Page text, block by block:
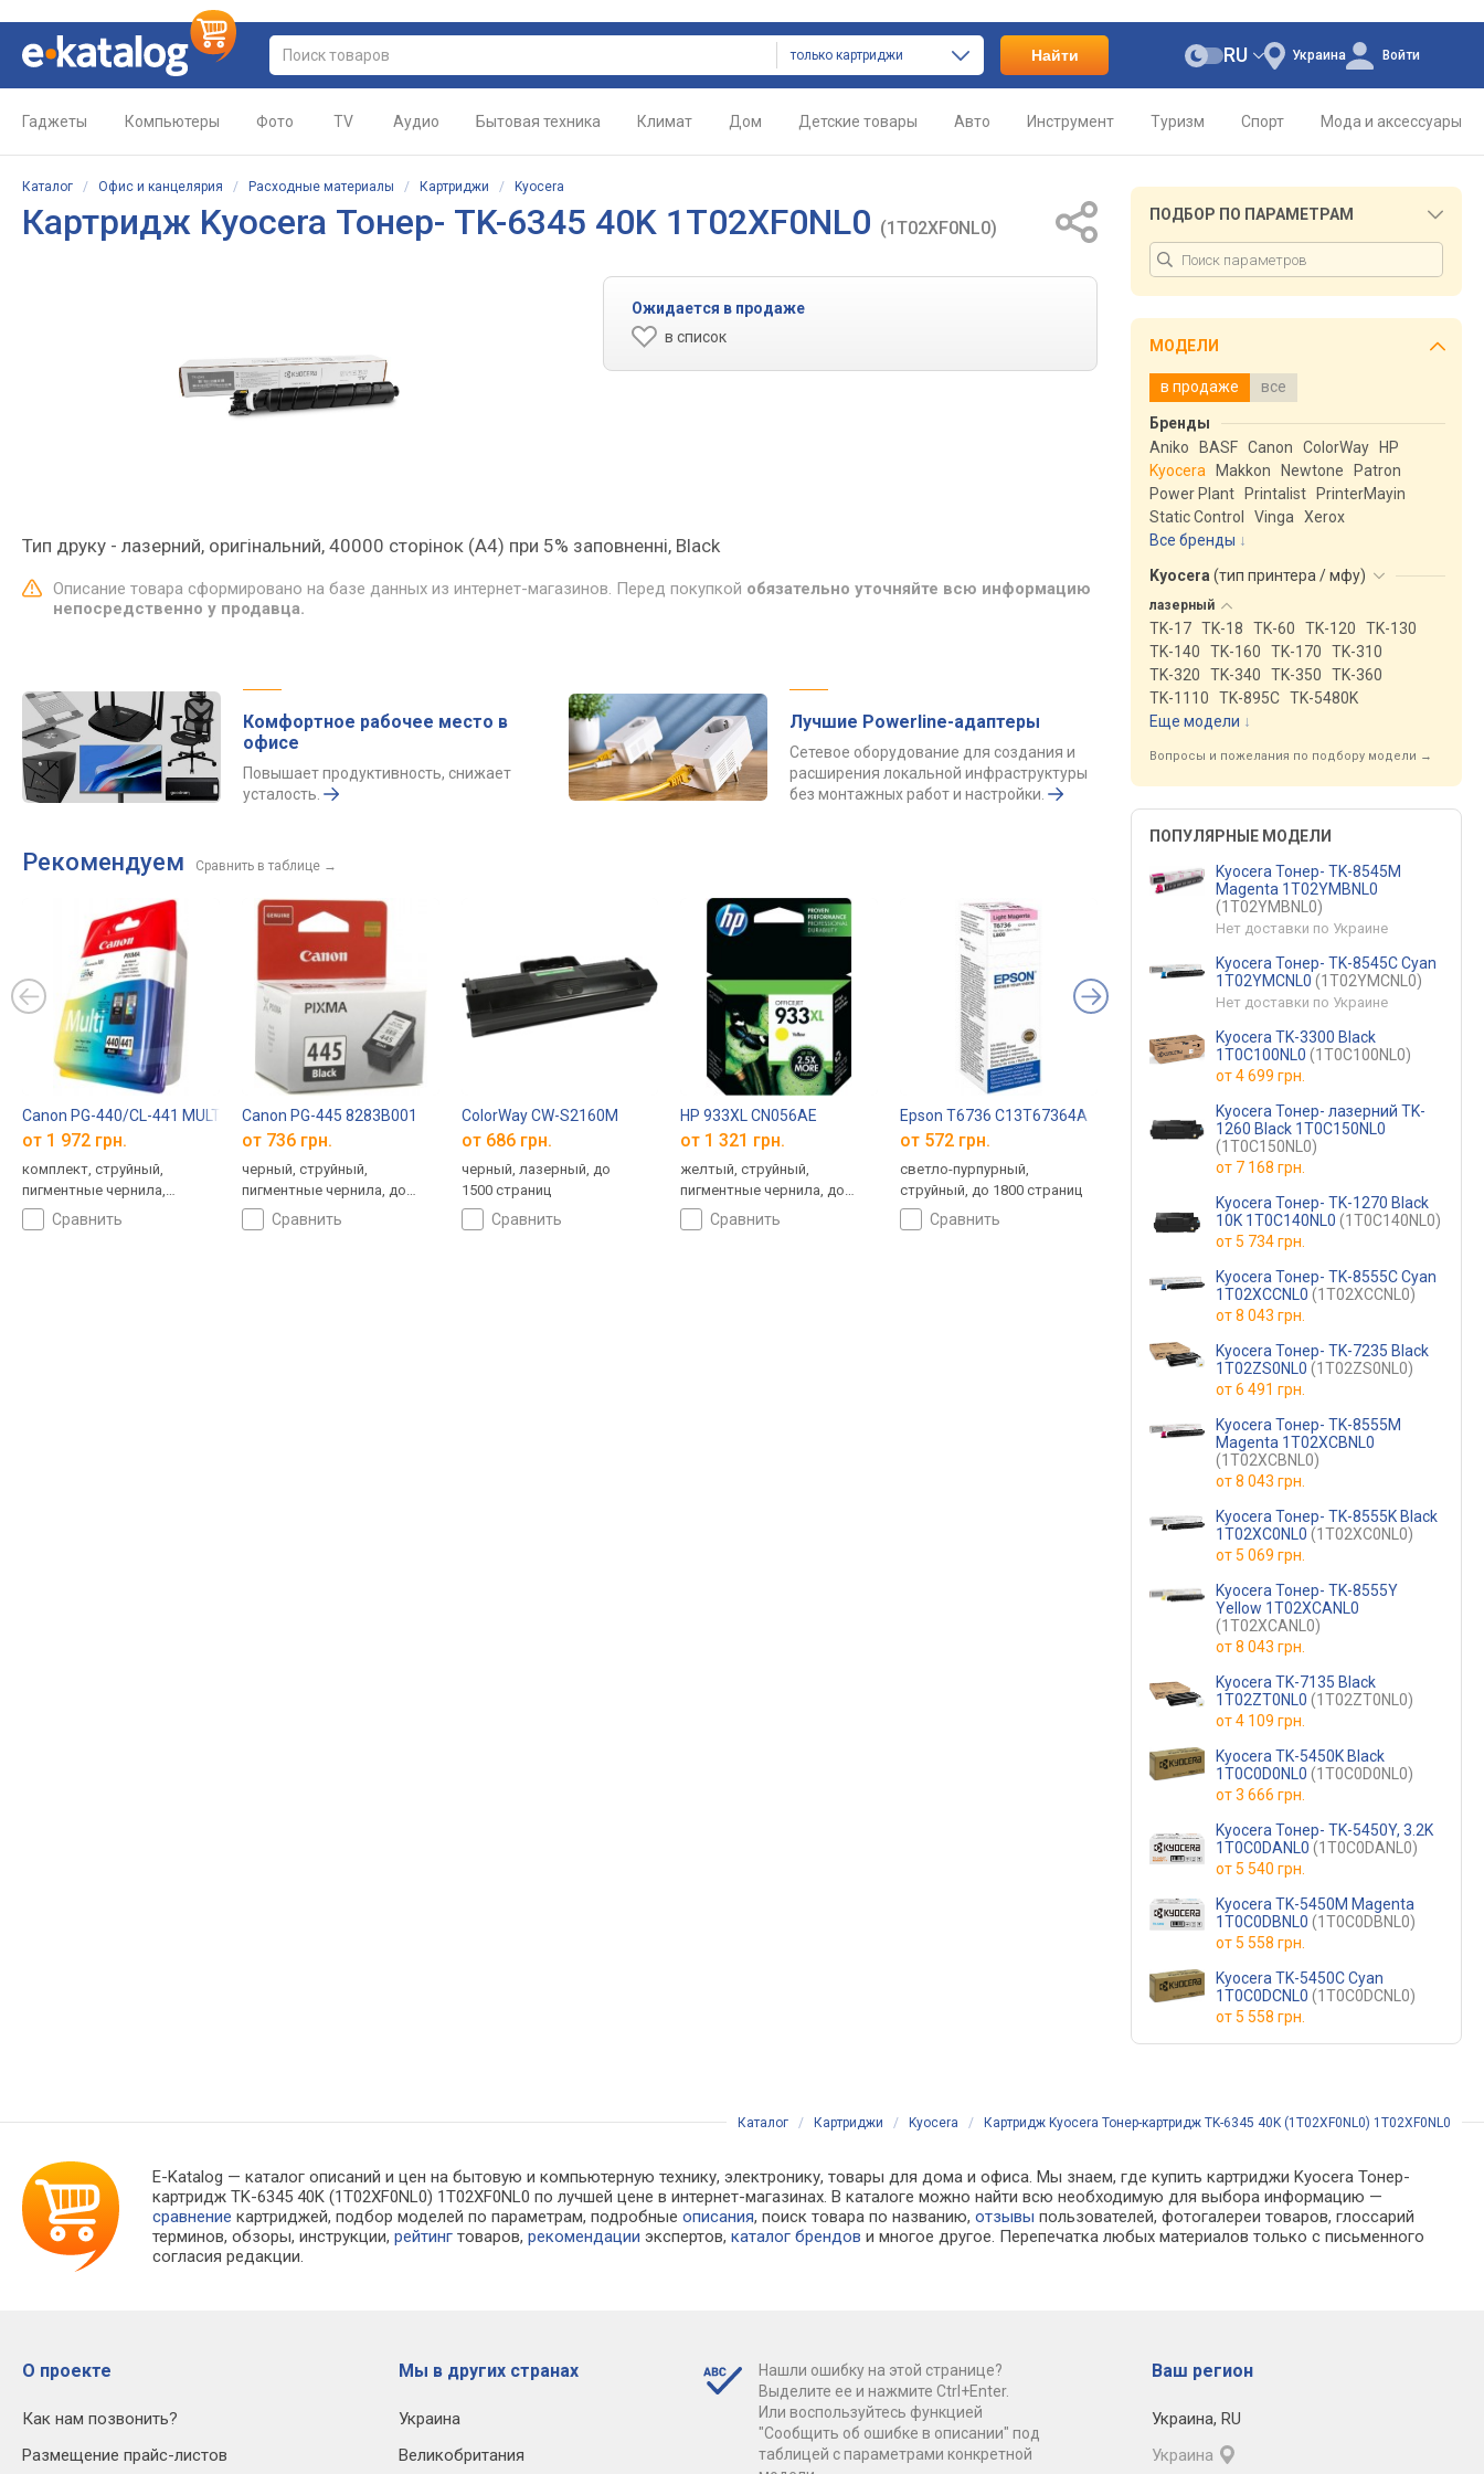
только картриджи Найти Украина
RU Войти
Гаджеты Компьютеры Фото TV Аудио Бытовая техника Климат Дом Детские товары Авто Инструмент Туризм Спорт Мода и аксессуары
Каталог / Офис и канцелярия / Расходные материалы / Картриджи / Kyocera
Картридж Kyocera Тонер- TK-6345 40K 1T02XF0NL0 (1T02XF0NL0)
Ожидается в продаже
в список
Тип друку - лазерний, оригінальний, 40000 сторінок (A4) при 5% заповненні, Black
Описание товара сформировано на базе данных из интернет-магазинов. Перед покупкой обязательно уточняйте всю информацию
непосредственно у продавца.
Комфортное рабочее место в
офисе
Повышает продуктивность, снижает
усталость.
Лучшие Powerline-адаптеры
Сетевое оборудование для создания и
расширения локальной инфраструктуры
без монтажных работ и настройки.
Рекомендуем Сравнить в таблице →
Canon PG-440/CL-441 MULTI 5219B005
от 1 972 грн.
комплект, струйный,
пигментные чернила,
водорастворимые чернила,
до 360 страниц
сравнить
Canon PG-445 8283B001
от 736 грн.
черный, струйный,
пигментные чернила, до
180 страниц
сравнить
ColorWay CW-S2160M
от 686 грн.
черный, лазерный, до
1500 страниц
сравнить
HP 933XL CN056AE
от 1 321 грн.
желтый, струйный,
пигментные чернила, до
825 страниц, объем: 9 мл
сравнить
Epson T6736 C13T67364A
от 572 грн.
светло-пурпурный,
струйный, до 1800 страниц
сравнить
Canon KP-108IN 3115B001
от 1 399 грн.
108 страниц
сравнить
Printpro PP-S2020
от 449 грн.
сравнить
ПОДБОР ПО ПАРАМЕТРАМ
МОДЕЛИ
в продаже все
Бренды
Aniko
BASF Canon ColorWay
HP
Kyocera
Makkon Newtone
Patron
Power Plant
Printalist
PrinterMayin
Static Control
Vinga
Xerox
Все бренды
Kyocera (тип принтера / мфу)
лазерный
TK-17 TK-18 TK-60 TK-120
TK-130
TK-140
TK-160 TK-170
TK-310
TK-320
TK-340 TK-350
TK-360
TK-1110
TK-895C TK-5480K
Еще модели ↓
Вопросы и пожелания по подбору модели →
ПОПУЛЯРНЫЕ МОДЕЛИ
Kyocera Тонер- TK-8545M
Magenta 1T02YMBNL0
(1T02YMBNL0)
Нет доставки по Украине
Kyocera Тонер- TK-8545C Cyan
1T02YMCNL0 (1T02YMCNL0)
Нет доставки по Украине
Kyocera TK-3300 Black
1T0C100NL0 (1T0C100NL0)
от4 699 грн.
Kyocera Тонер- лазерний TK-
1260 Black 1T0C150NL0
(1T0C150NL0)
от 7 168 грн.
Kyocera Тонер- TK-1270 Black
10K 1T0C140NL0 (1T0C140NL0)
от5 734 грн.
Kyocera Тонер- TK-8555C Cyan
1T02XCCNL0 (1T02XCCNL0)
от8 043 грн.
Kyocera Тонер- TK-7235 Black
1T02ZS0NL0 (1T02ZS0NL0)
от6 491 грн.
Kyocera Тонер- TK-8555M
Magenta 1T02XCBNL0
(1T02XCBNL0)
от8 043 грн.
Kyocera Тонер- TK-8555K Black
1T02XC0NL0 (1T02XC0NL0)
от5 069 грн.
Kyocera Тонер- TK-8555Y
Yellow 1T02XCANL0
(1T02XCANL0)
от8 043 грн.
Kyocera TK-7135 Black
1T02ZT0NL0 (1T02ZT0NL0)
от4 109 грн.
Kyocera TK-5450K Black
1T0C0D0NL0 (1T0C0D0NL0)
от3 666 грн.
Kyocera Тонер- TK-5450Y, 3.2K
1T0C0DANL0 (1T0C0DANL0)
от5 540 грн.
Kyocera TK-5450M Magenta
1T0C0DBNL0 (1T0C0DBNL0)
от5 558 грн.
Kyocera TK-5450C Cyan
1T0C0DCNL0 (1T0C0DCNL0)
от5 558 грн.
Каталог / Картриджи / Kyocera / Картридж Kyocera Тонер-картридж TK-6345 40K (1T02XF0NL0) 1T02XF0NL0
E-Katalog — каталог описаний и цен на бытовую и компьютерную технику, электронику, товары для дома и офиса. Мы знаем, где купить картриджи Kyocera Тонер-
картридж TK-6345 40K (1T02XF0NL0) 1T02XF0NL0 по лучшей цене в интернет-магазинах. В каталоге можно найти всю необходимую для выбора информацию —
сравнение картриджей, подбор моделей по параметрам, подробныеописания, поиск товара по названию,отзывы пользователей, фотогалереи товаров, глоссарий
терминов, обзоры, инструкции,рейтинг товаров,рекомендации экспертов,каталог брендов и многое другое. Перепечатка любых материалов только с письменного
согласия редакции.
О проекте
Как нам позвонить?
Размещение прайс-листов
Мы в других странах
Украина
Великобритания
Нашли ошибку на этой странице?
Выделите ее и нажмите Ctrl+Enter.
Или воспользуйтесь функцией
"Сообщить об ошибке в описании" под
таблицей с параметрами конкретной
Ваш регион
Украина, RU
Украина